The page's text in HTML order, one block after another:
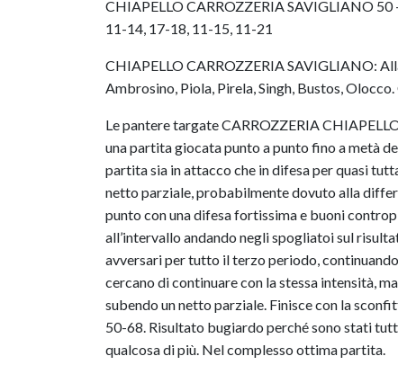
CHIAPELLO CARROZZERIA SAVIGLIANO
11-14, 17-18, 11-15, 11-21
CHIAPELLO CARROZZERIA SAVIGLIANO:
Ambrosino, Piola, Pirela, Singh, Bustos,
Le pantere targate CARROZZERIA
una partita giocata punto a punto fino a metà
partita sia in attacco che in difesa per quasi
netto parziale, probabilmente dovuto alla
punto con una difesa fortissima e buoni
all’intervallo andando negli spogliatoi sul
avversari per tutto il terzo periodo,
cercano di continuare con la stessa intensità,
subendo un netto parziale. Finisce con la
50-68. Risultato bugiardo perché sono stati
qualcosa di più. Nel complesso ottima partita.